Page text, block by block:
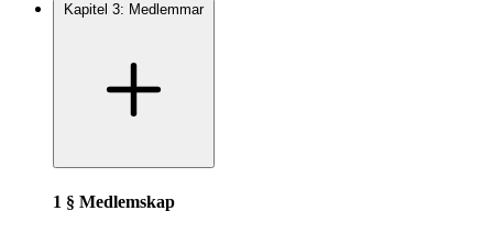
Kapitel 3: Medlemmar
1 § Medlemskap